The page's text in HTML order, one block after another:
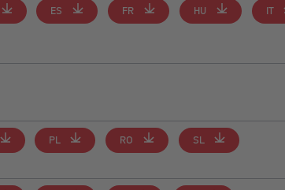
ES FR HU IT
PL RO SL